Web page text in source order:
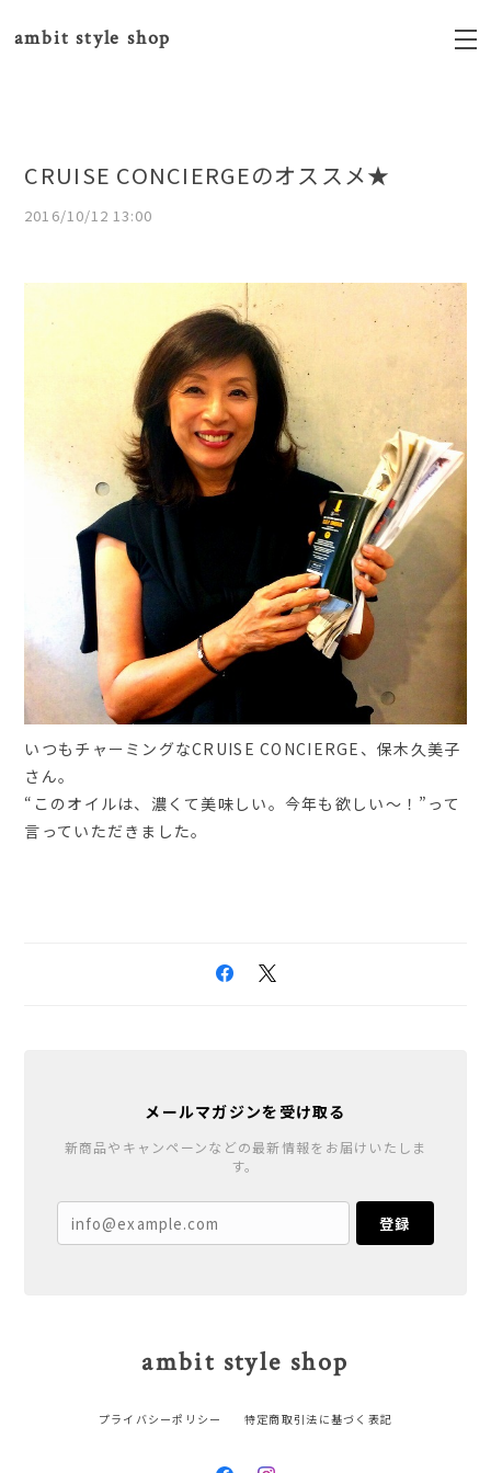
ambit style shop
CRUISE CONCIERGEのオススメ★
2016/10/12 13:00
いつもチャーミングなCRUISE CONCIERGE、保木久美子
さん。
“このオイルは、濃くて美味しい。今年も欲しい～！”って
言っていただきました。
メールマガジンを受け取る
新商品やキャンペーンなどの最新情報をお届けいたしま
す。
登録
ambit style shop
プライバシーポリシー 特定商取引法に基づく表記